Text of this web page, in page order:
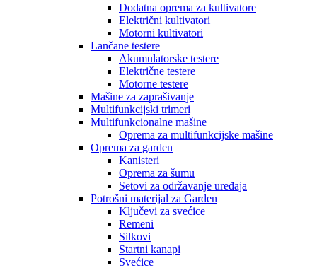
Dodatna oprema za kultivatore
Električni kultivatori
Motorni kultivatori
Lančane testere
Akumulatorske testere
Električne testere
Motorne testere
Mašine za zaprašivanje
Multifunkcijski trimeri
Multifunkcionalne mašine
Oprema za multifunkcijske mašine
Oprema za garden
Kanisteri
Oprema za šumu
Setovi za održavanje uređaja
Potrošni materijal za Garden
Ključevi za svećice
Remeni
Silkovi
Startni kanapi
Svećice